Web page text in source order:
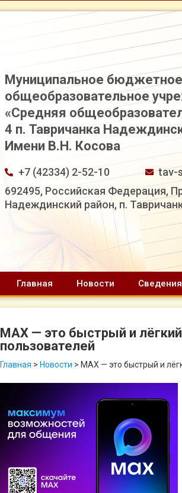
Муниципальное бюджетное
общеобразовательное
«Средняя
4 п. Тавричанка
Имени В.Н. Косова
+7 (42334) 2-52-10
tav-
692495, Российская Федерация,
Надеждинский район, п.
Главная Новости
MAX — это быстрый и
пользователей
Главная > Новости > MAX — это быстрый и